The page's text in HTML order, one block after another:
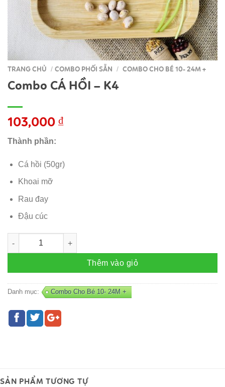
TRANG CHỦ / COMBO PHỐI SẴN / COMBO CHO BÉ 10- 24M +
Combo CÁ HỒI – K4
103,000 ₫
Thành phần:
Cá hồi (50gr)
Khoai mỡ
Rau đay
Đậu cúc
Combo CÁ HỒI - K4 số lượng
Thêm vào giỏ
Danh mục: Combo Cho Bé 10- 24M +
SẢN PHẨM TƯƠNG TỰ